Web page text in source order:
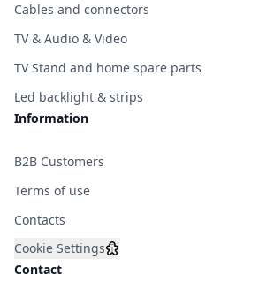
Cables and connectors
TV & Audio & Video
TV Stand and home spare parts
Led backlight & strips
Information
B2B Customers
Terms of use
Contacts
Cookie Settings
Contact